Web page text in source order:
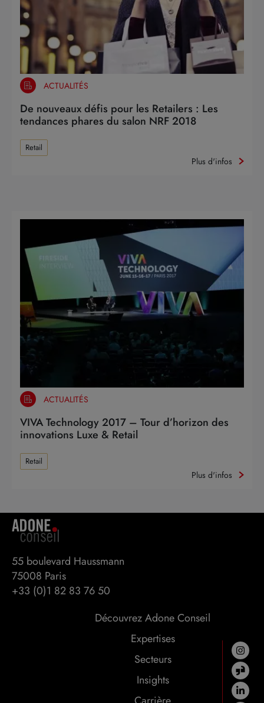
ACTUALITÉS
De nouveaux défis pour les Retailers : Les
tendances phares du salon NRF 2018
Retail
Plus d'infos
ACTUALITÉS
VIVA Technology 2017 – Tour d’horizon des
innovations Luxe & Retail
Retail
Plus d'infos
55 boulevard Haussmann
75008 Paris
+33 (0)1 82 83 76 50
Découvrez Adone Conseil
Expertises
Secteurs
Insights